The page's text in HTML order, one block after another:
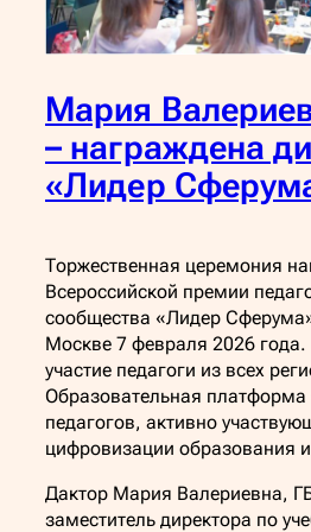
Мария
– награждена
«Лидер
Торжественная церемония
Всероссийской премии
сообщества «Лидер
Москве 7 февраля 2026
участие педагоги из всех
Образовательная
педагогов, активно
цифровизации образования
Дактор Мария Валериевна,
заместитель директора по